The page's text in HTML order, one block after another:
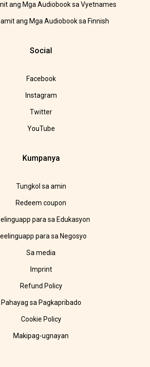
ang Mga Audiobook sa Vyetnames
ang Mga Audiobook sa Finnish
Social
Facebook
Instagram
Twitter
YouTube
Kumpanya
Tungkol sa amin
Redeem coupon
para sa Edukasyon
para sa Negosyo
Sa media
Imprint
Refund Policy
Pahayag sa Pagkapribado
Cookie Policy
Makipag-ugnayan